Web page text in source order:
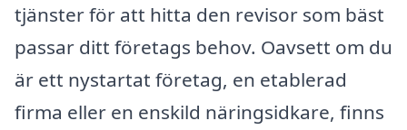
tjänster för att hitta den revisor som bäst
passar ditt företags behov. Oavsett om du
är ett nystartat företag, en etablerad
firma eller en enskild näringsidkare, finns